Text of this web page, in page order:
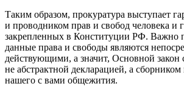
Таким образом, прокуратура выступает
и проводником прав и свобод человека и
закрепленных в Конституции РФ. Важно
данные права и свободы являются
действующими, а значит, Основной закон
не абстрактной декларацией, а
нашего с вами общежития.